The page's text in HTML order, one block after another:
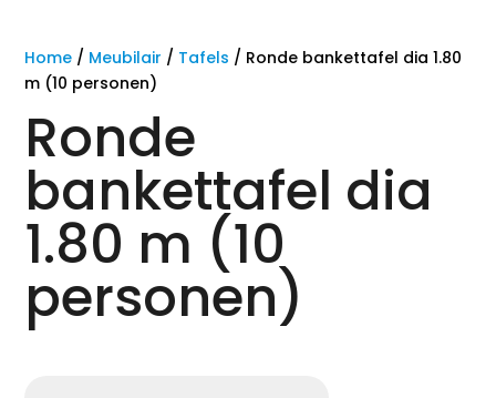
Home / Meubilair / Tafels / Ronde bankettafel dia 1.80
m (10 personen)
Ronde
bankettafel dia
1.80 m (10
personen)